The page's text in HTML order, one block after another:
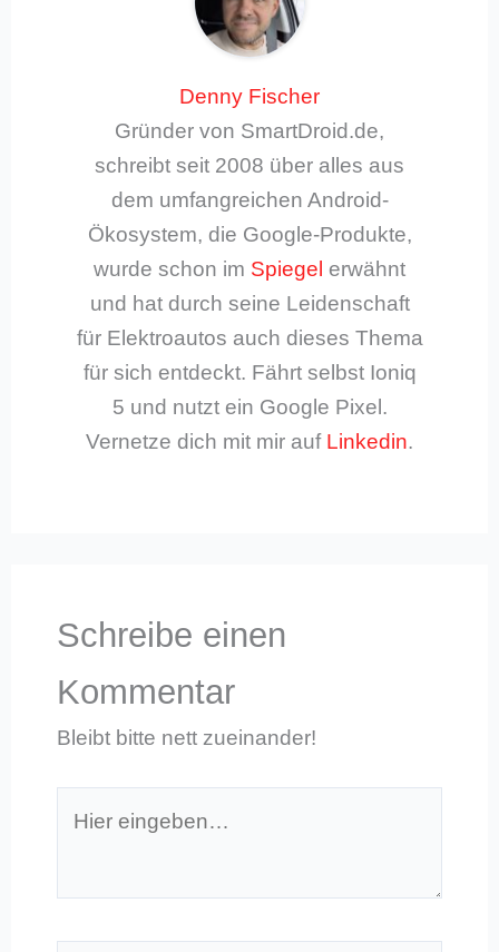
Denny Fischer
Gründer von SmartDroid.de,
schreibt seit 2008 über alles aus
dem umfangreichen Android-
Ökosystem, die Google-Produkte,
wurde schon im Spiegel erwähnt
und hat durch seine Leidenschaft
für Elektroautos auch dieses Thema
für sich entdeckt. Fährt selbst Ioniq
5 und nutzt ein Google Pixel.
Vernetze dich mit mir auf Linkedin.
Schreibe einen
Kommentar
Bleibt bitte nett zueinander!
eingeben…